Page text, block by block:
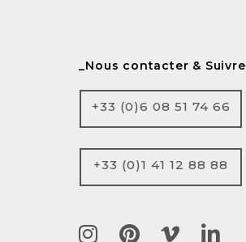
_Nous contacter & Suivre
+33 (0)6 08 51 74 66
+33 (0)1 41 12 88 88